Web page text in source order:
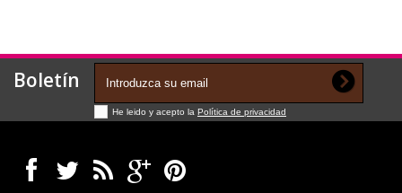
Boletín
He leido y acepto la Política de privacidad